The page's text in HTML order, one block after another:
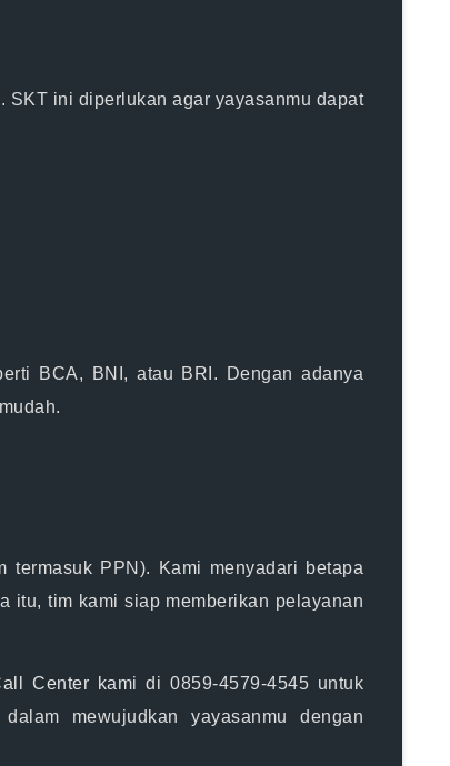
SKT ini diperlukan agar yayasanmu dapat
BCA, BNI, atau BRI. Dengan adanya
PPN). Kami menyadari betapa
itu, tim kami siap memberikan pelayanan
Center kamidi 0859-4579-4545 untuk
dalam mewujudkan yayasanmu dengan